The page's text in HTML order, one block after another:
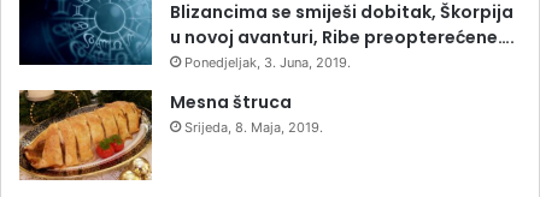
Blizancima se smiješi dobitak, Škorpija
u novoj avanturi, Ribe preopterećene….
Ponedjeljak, 3. Juna, 2019.
Mesna štruca
Srijeda, 8. Maja, 2019.